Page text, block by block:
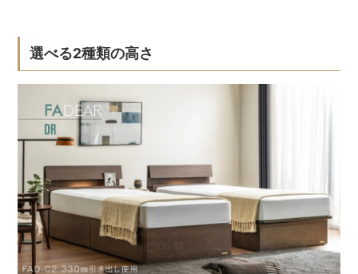
選べる2種類の高さ